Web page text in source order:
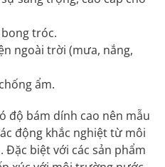
tróc.
ngoài trời (mưa, nắng,
ẩm.
độ bám dính cao nên mẫu
động khắc nghiệt từ môi
biệt với các sản phẩm